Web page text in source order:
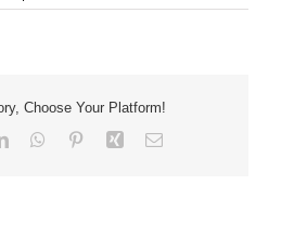
Werkstudentenjob
besser
Deinem
Choose Your Platform!
LinkedInWhatsApp
PinterestXing E-